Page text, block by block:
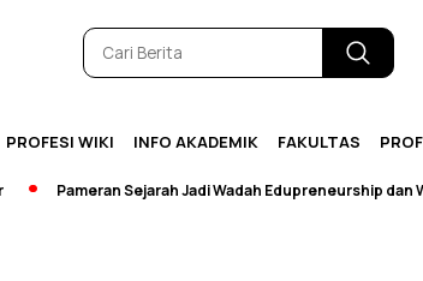
PROFESI WIKI INFO AKADEMIK FAKULTAS
Pameran Sejarah Jadi Wadah Edupreneurship dan